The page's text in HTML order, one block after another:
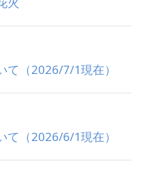
て（2026/7/1現在）
て（2026/6/1現在）